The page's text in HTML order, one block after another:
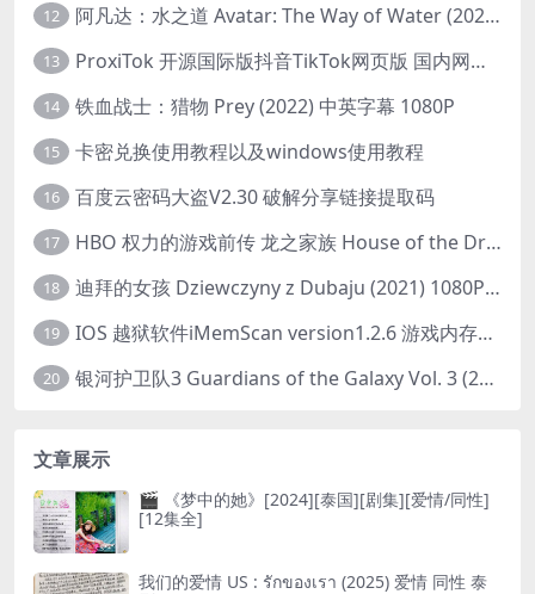
12 阿凡达：水之道 Avatar: The Way of Water (2022) 1080p 2k 4k 中文字幕
13 ProxiTok 开源国际版抖音TikTok网页版 国内网络直连
14 铁血战士：猎物 Prey (2022) 中英字幕 1080P
15 卡密兑换使用教程以及windows使用教程
16 百度云密码大盗V2.30 破解分享链接提取码
17 HBO 权力的游戏前传 龙之家族 House of the Dragon (2022) 中字 1080P 更新4集
18 迪拜的女孩 Dziewczyny z Dubaju (2021) 1080P 中字
19 IOS 越狱软件iMemScan version1.2.6 游戏内存修改器
20 银河护卫队3 Guardians of the Galaxy Vol. 3 (2023)4K高清资源1080p只分享精品
文章展示
🎬 《梦中的她》[2024][泰国][剧集][爱情/同性]
[12集全]
我们的爱情 US : รักของเรา (2025) 爱情 同性 泰